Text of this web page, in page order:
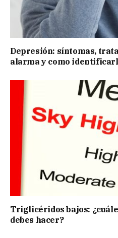
Depresión: síntomas,
alarma y como
Triglicéridos bajos:
debes hacer?